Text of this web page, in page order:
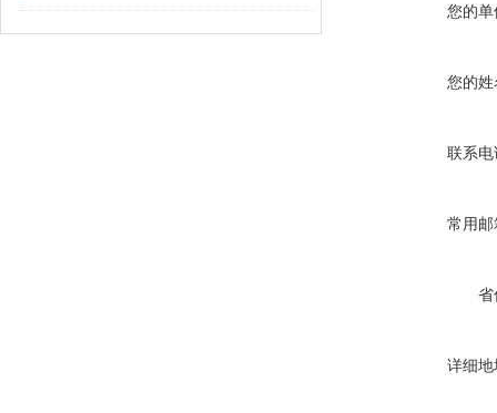
您的单
您的姓
联系电
常用邮
省
详细地